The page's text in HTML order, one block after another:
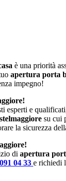
è una priorità
apertura porta
impegno!
esperti e
su cui
la sicurezza
di apertura
04 33 e richiedi